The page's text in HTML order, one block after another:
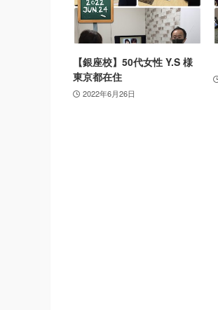
【銀座校】50代女性 Y.S 様
東京都在住
2022年6月26日